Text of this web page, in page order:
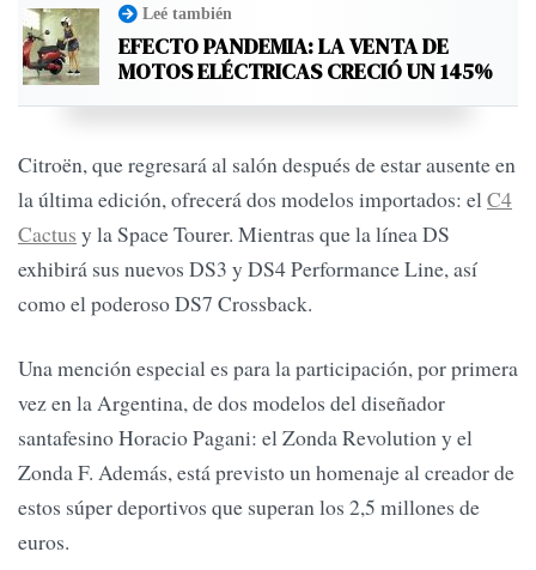
Leé también
EFECTO PANDEMIA: LA VENTA DE
MOTOS ELÉCTRICAS CRECIÓ UN 145%
Citroën, que regresará al salón después de estar ausente en
la última edición, ofrecerá dos modelos importados: elC4
Cactus y la Space Tourer. Mientras que la línea DS
exhibirá sus nuevos DS3 y DS4 Performance Line, así
como el poderoso DS7 Crossback.
Una mención especial es para la participación, por primera
vez en la Argentina, de dos modelos del diseñador
santafesino Horacio Pagani: el Zonda Revolution y el
Zonda F. Además, está previsto un homenaje al creador de
estos súper deportivos que superan los 2,5 millones de
euros.